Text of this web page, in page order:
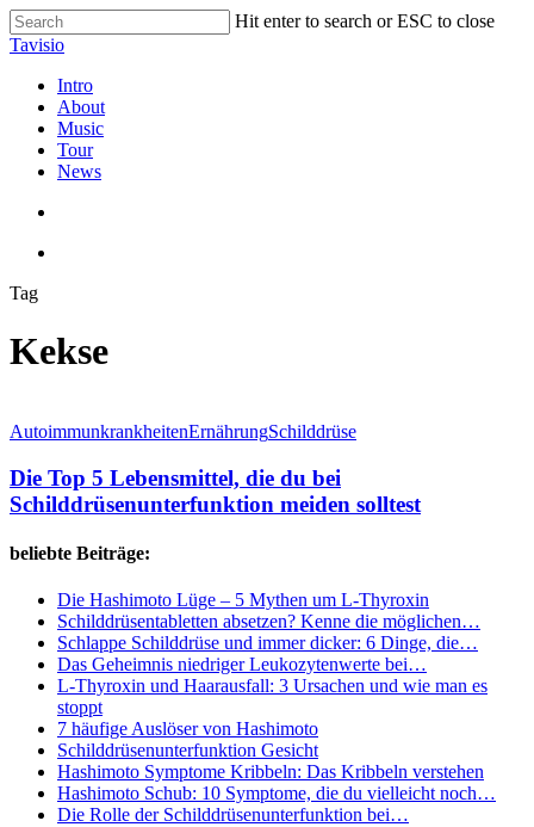
Skip
to
content
Hit enter to search or ESC to close
Close
Tavisio
search
Menu
Intro
About
Music
Tour
News
Tag
Kekse
Top
Lebensmittel,
die
du
Schilddrüsenunterfunktion
solltest
AutoimmunkrankheitenErnährungSchilddrüse
Die Top 5 Lebensmittel, die du bei
Schilddrüsenunterfunktion meiden solltest
beliebte Beiträge:
Die Hashimoto Lüge – 5 Mythen um L-Thyroxin
Schilddrüsentabletten absetzen? Kenne die möglichen…
Schlappe Schilddrüse und immer dicker: 6 Dinge, die…
Das Geheimnis niedriger Leukozytenwerte bei…
L-Thyroxin und Haarausfall: 3 Ursachen und wie man es
stoppt
7 häufige Auslöser von Hashimoto
Schilddrüsenunterfunktion Gesicht
Hashimoto Symptome Kribbeln: Das Kribbeln verstehen
Hashimoto Schub: 10 Symptome, die du vielleicht noch…
Die Rolle der Schilddrüsenunterfunktion bei…